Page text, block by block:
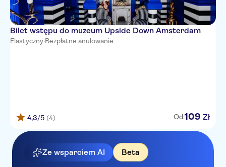
Bilet wstępu do muzeum Upside Down Amsterdam
Elastyczny·Bezpłatne anulowanie
4,3/5 (4) Od:109 Zł
Ze wsparciem AI Beta